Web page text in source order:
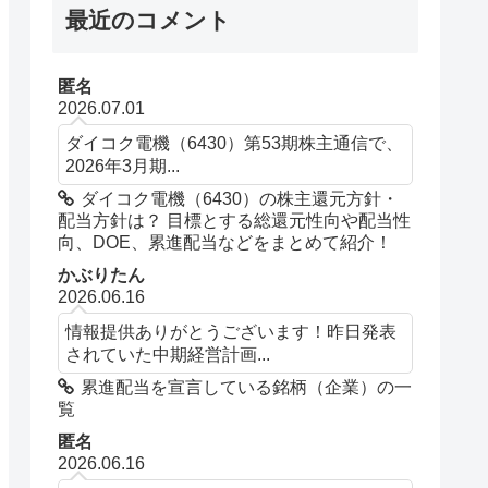
最近のコメント
匿名
2026.07.01
ダイコク電機（6430）第53期株主通信で、
2026年3月期...
ダイコク電機（6430）の株主還元方針・
配当方針は？ 目標とする総還元性向や配当性
向、DOE、累進配当などをまとめて紹介！
かぶりたん
2026.06.16
情報提供ありがとうございます！昨日発表
されていた中期経営計画...
累進配当を宣言している銘柄（企業）の一
覧
匿名
2026.06.16